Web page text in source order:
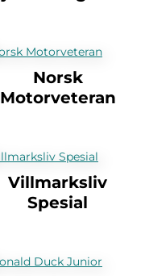
Norsk
Motorveteran
Villmarksliv
Spesial